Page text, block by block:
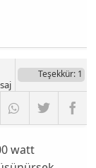
Teşekkür: 1
watt